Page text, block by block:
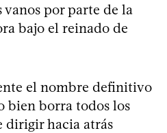
vanos por parte de la
bajo el reinado de
el nombre definitivo
bien borra todos los
dirigir hacia atrás